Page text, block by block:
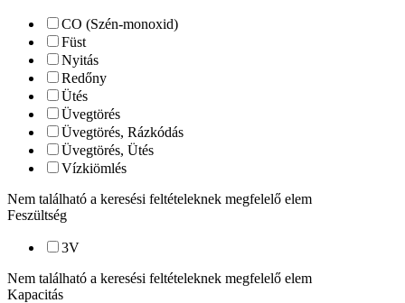
CO (Szén-monoxid)
Füst
Nyitás
Redőny
Ütés
Üvegtörés
Üvegtörés, Rázkódás
Üvegtörés, Ütés
Vízkiömlés
Nem található a keresési feltételeknek megfelelő elem
Feszültség
3V
Nem található a keresési feltételeknek megfelelő elem
Kapacitás